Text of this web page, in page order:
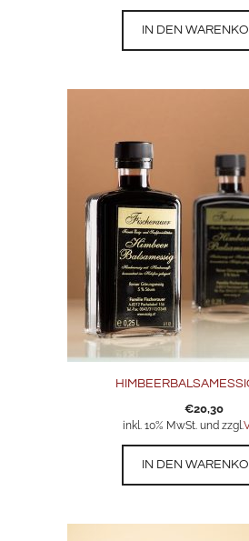
IN DEN
€20,30
inkl. 10% MwSt. und zzgl.
IN DEN